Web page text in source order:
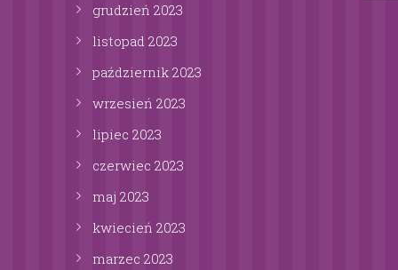
grudzień 2023
listopad 2023
październik 2023
wrzesień 2023
lipiec 2023
czerwiec 2023
maj 2023
kwiecień 2023
marzec 2023